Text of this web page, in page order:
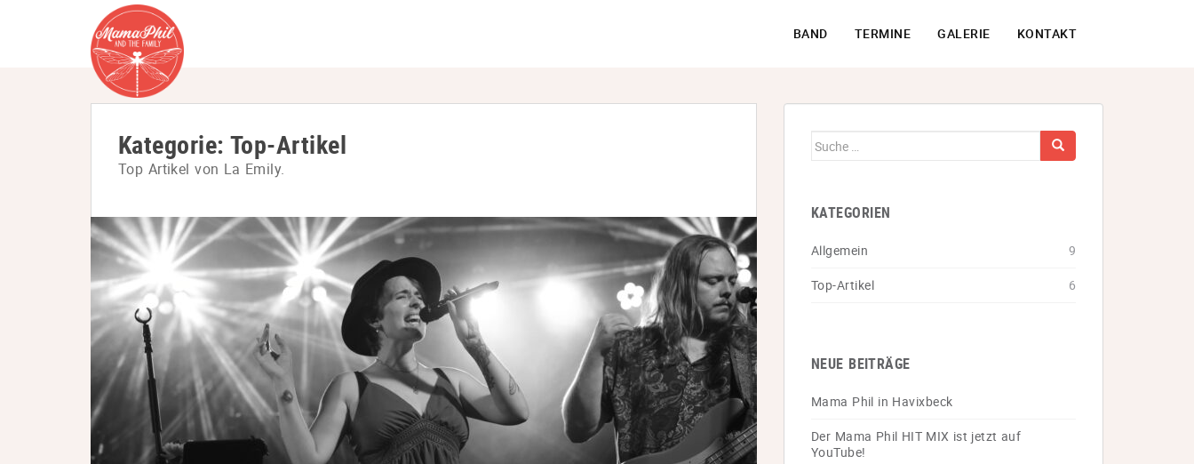
BAND TERMINE GALERIE KONTAKT
Kategorie: Top-Artikel
Top Artikel von La Emily.
Suche
KATEGORIEN
Allgemein 9
Top-Artikel 6
NEUE BEITRÄGE
Mama Phil in Havixbeck
Der Mama Phil HIT MIX ist jetzt auf
YouTube!